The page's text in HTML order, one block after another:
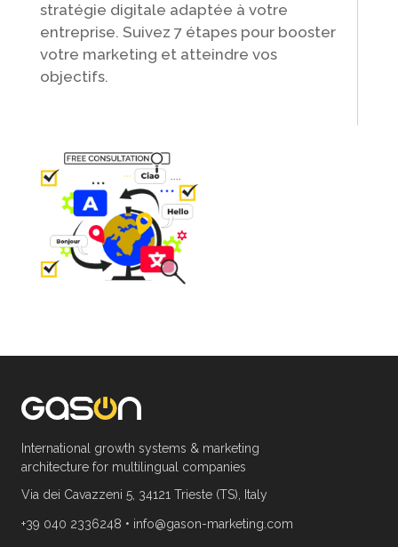
stratégie digitale adaptée à votre
entreprise. Suivez 7 étapes pour booster
votre marketing et atteindre vos
objectifs.
International growth systems & marketing
architecture for multilingual companies
Via dei Cavazzeni 5, 34121 Trieste (TS), Italy
+39 040 2336248 • info@gason-marketing.com